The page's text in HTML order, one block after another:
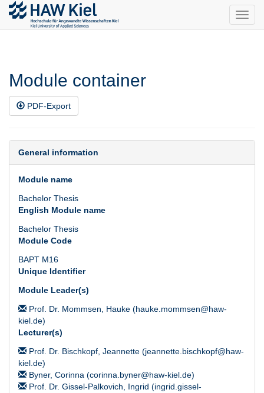
Module container
PDF-Export
General information
Module name
Bachelor Thesis
English Module name
Bachelor Thesis
Module Code
BAPT M16
Unique Identifier
Module Leader(s)
Prof. Dr. Mommsen, Hauke (hauke.mommsen@haw-
kiel.de)
Lecturer(s)
Prof. Dr. Bischkopf, Jeannette (jeannette.bischkopf@haw-
kiel.de)
Byner, Corinna (corinna.byner@haw-kiel.de)
Prof. Dr. Gissel-Palkovich, Ingrid (ingrid.gissel-